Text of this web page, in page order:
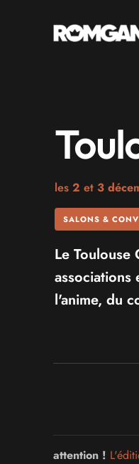
les 2 et 3
SALONS &
Le
l'anime, du
attention !